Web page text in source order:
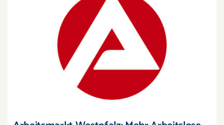
Arbeitsmarkt Westpfalz: Mehr Arbeitslose, aber
auch mehr offene Stellen